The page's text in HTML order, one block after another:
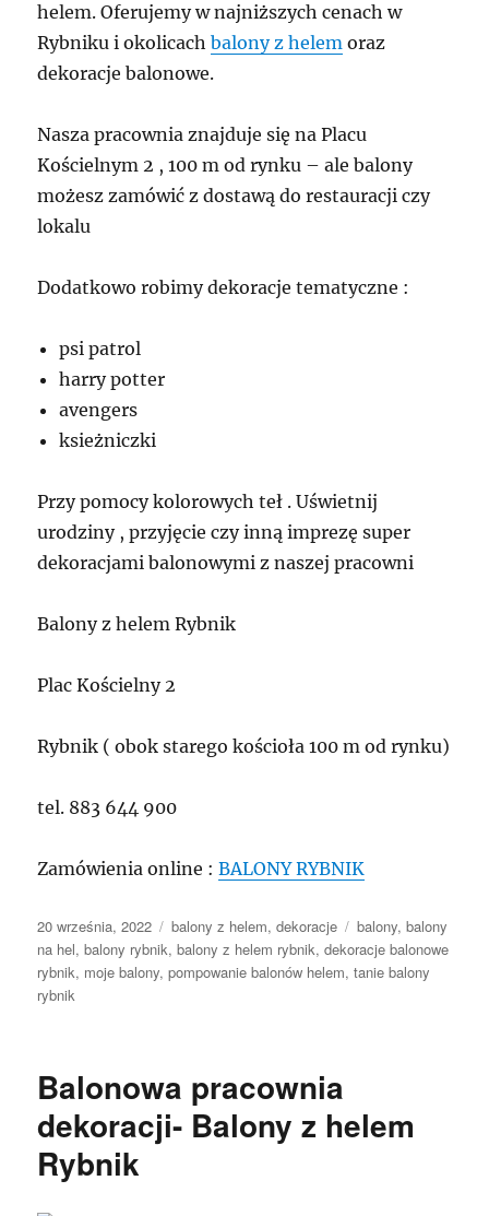
helem. Oferujemy w najniższych cenach w
Rybniku i okolicachbalony z helem oraz
dekoracje balonowe.
Nasza pracownia znajduje się na Placu
Kościelnym 2 , 100 m od rynku – ale balony
możesz zamówić z dostawą do restauracji czy
lokalu
Dodatkowo robimy dekoracje tematyczne :
psi patrol
harry potter
avengers
ksieżniczki
Przy pomocy kolorowych teł . Uświetnij
urodziny , przyjęcie czy inną imprezę super
dekoracjami balonowymi z naszej pracowni
Balony z helem Rybnik
Plac Kościelny 2
Rybnik ( obok starego kościoła 100 m od rynku)
tel. 883 644 900
Zamówienia online :BALONY RYBNIK
Data
publikacji
20 września, 2022 Kategorie
balony z helem,dekoracje Tagi
balony,balony
na hel,balony rybnik,balony z helem rybnik,dekoracje balonowe
rybnik, moje balony,pompowanie balonów helem,tanie balony
rybnik
Balonowa pracownia
dekoracji- Balony z helem
Rybnik